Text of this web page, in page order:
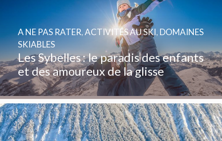
Les Sybelles : le paradis des enfants
et des amoureux de la glisse
A NE PAS RATER,ACTIVITÉS AU SKI, DOMAINES
SKIABLES